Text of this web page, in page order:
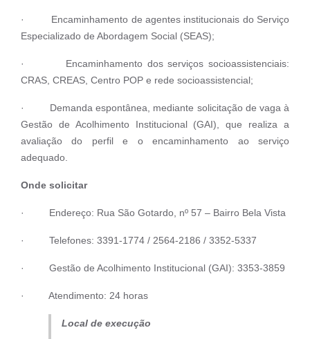
· Encaminhamento de agentes institucionais do Serviço
Especializado de Abordagem Social (SEAS);
· Encaminhamento dos serviços socioassistenciais:
CRAS, CREAS, Centro POP e rede socioassistencial;
· Demanda espontânea, mediante solicitação de vaga à
Gestão de Acolhimento Institucional (GAI), que realiza a
avaliação do perfil e o encaminhamento ao serviço
adequado.
Onde solicitar
· Endereço: Rua São Gotardo, nº 57 – Bairro Bela Vista
· Telefones: 3391-1774 / 2564-2186 / 3352-5337
· Gestão de Acolhimento Institucional (GAI): 3353-3859
· Atendimento: 24 horas
Local de execução